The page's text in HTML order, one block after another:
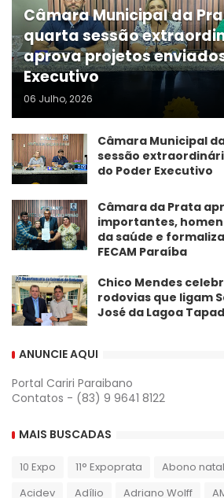
Câmara Municipal da
quarta sessão
aprova projetos
Executivo
06 Julho, 2026
Câmara Municipal
sessão
do Poder Executivo
​Câmara da Prata
importantes,
da saúde e
FECAM Paraíba
Chico Mendes
rodovias que ligam
José da Lagoa
ANUNCIE AQUI
Portal Cariri Paraibano
Contatos - (83) 9 9641 8122
MAIS BUSCADAS
10 Expo 11° Expoprata Abono
Acidev
Adílio Adriano Wolff